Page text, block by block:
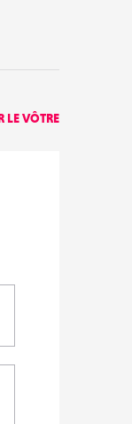
LE VÔTRE